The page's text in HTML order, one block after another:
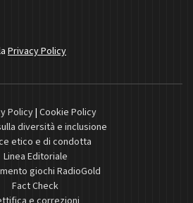
Privacy Policy
Policy| Cookie Policy
diversità e inclusione
etico e di condotta
Linea Editoriale
giochi RadioGold
Fact Check